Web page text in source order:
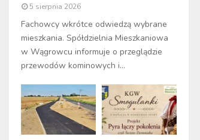
5 sierpnia 2026
Fachowcy wkrótce odwiedzą wybrane
mieszkania. Spółdzielnia Mieszkaniowa
w Wągrowcu informuje o przeglądzie
przewodów kominowych i...